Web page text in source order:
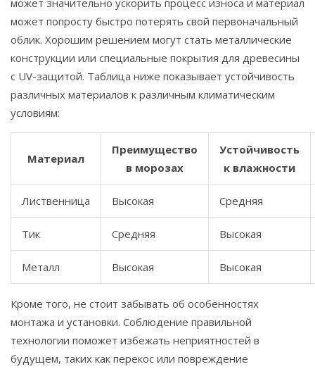
может значительно ускорить процесс износа и материал
может попросту быстро потерять свой первоначальный
облик. Хорошим решением могут стать металлические
конструкции или специальные покрытия для древесины
с UV-защитой. Таблица ниже показывает устойчивость
различных материалов к различным климатическим
условиям:
Материал
Преимущество
в морозах
Устойчивость
к влажности
Лиственница Высокая Средняя
Тик Средняя Высокая
Металл Высокая Высокая
Кроме того, не стоит забывать об особенностях
монтажа и установки. Соблюдение правильной
технологии поможет избежать неприятностей в
будущем, таких как перекос или повреждение